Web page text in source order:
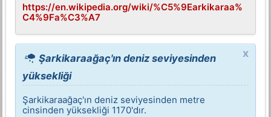
https://en.wikipedia.org/wiki/%C5%9Earkikaraa%
C4%9Fa%C3%A7
x
Şarkikaraağaç'ın deniz seviyesinden
yüksekliği
Şarkikaraağaç'ın deniz seviyesinden metre
cinsinden yüksekliği 1170'dır.